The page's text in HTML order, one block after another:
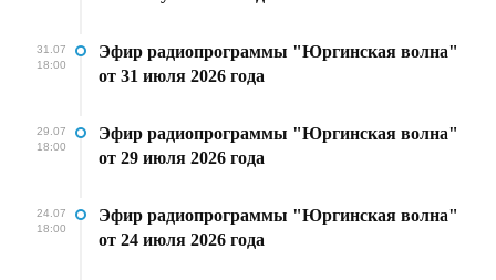
31.07
18:00
Эфир радиопрограммы "Юргинская волна"
от 31 июля 2026 года
29.07
18:00
Эфир радиопрограммы "Юргинская волна"
от 29 июля 2026 года
24.07
18:00
Эфир радиопрограммы "Юргинская волна"
от 24 июля 2026 года